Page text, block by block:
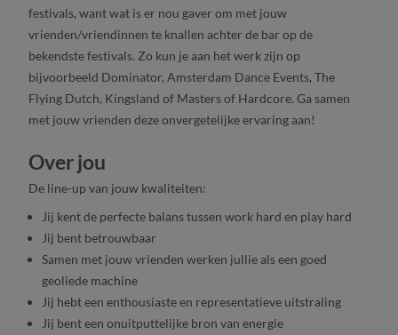
festivals, want wat is er nou gaver om met jouw
vrienden/vriendinnen te knallen achter de bar op de
bekendste festivals. Zo kun je aan het werk zijn op
bijvoorbeeld Dominator, Amsterdam Dance Events, The
Flying Dutch, Kingsland of Masters of Hardcore. Ga samen
met jouw vrienden deze onvergetelijke ervaring aan!
Over jou
De line-up van jouw kwaliteiten:
Jij kent de perfecte balans tussen work hard en play hard
Jij bent betrouwbaar
Samen met jouw vrienden werken jullie als een goed
geoliede machine
Jij hebt een enthousiaste en representatieve uitstraling
Jij bent een onuitputtelijke bron van energie